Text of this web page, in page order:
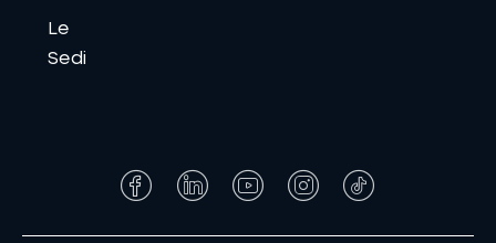
Le
Sedi
Facebook
LinkedInYouTubeInstagram